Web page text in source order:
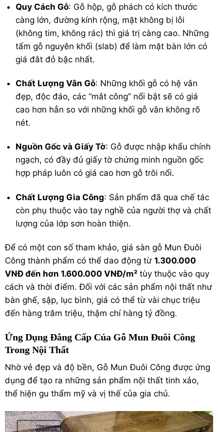
Quy Cách Gỗ: Gỗ hộp, gỗ phách có kích thước
càng lớn, đường kính rộng, mặt không bị lỗi
(không tim, không rác) thì giá trị càng cao. Những
tấm gỗ nguyên khối (slab) để làm mặt bàn lớn có
giá đắt đỏ bậc nhất.
Chất Lượng Vân Gỗ: Những khối gỗ có hệ vân
đẹp, độc đáo, các “mắt công” nổi bật sẽ có giá
cao hơn hẳn so với những khối gỗ vân không rõ
nét.
Nguồn Gốc và Giấy Tờ: Gỗ được nhập khẩu chính
ngạch, có đầy đủ giấy tờ chứng minh nguồn gốc
hợp pháp luôn có giá cao hơn gỗ trôi nổi.
Chất Lượng Gia Công: Sản phẩm đã qua chế tác
còn phụ thuộc vào tay nghề của người thợ và chất
lượng của lớp sơn hoàn thiện.
Để có một con số tham khảo, giá sàn gỗ Mun Đuôi
Công thành phẩm có thể dao động từ 1.300.000
VNĐ đến hơn 1.600.000 VNĐ/m² tùy thuộc vào quy
cách và thời điểm.Đối với các sản phẩm nội thất như
bàn ghế, sập, lục bình, giá có thể từ vài chục triệu
đến hàng trăm triệu, thậm chí hàng tỷ đồng.
Ứng Dụng Đẳng Cấp Của Gỗ Mun Đuôi Công
Trong Nội Thất
Nhờ vẻ đẹp và độ bền, Gỗ Mun Đuôi Công được ứng
dụng để tạo ra những sản phẩm nội thất tinh xảo,
thể hiện gu thẩm mỹ và vị thế của gia chủ.